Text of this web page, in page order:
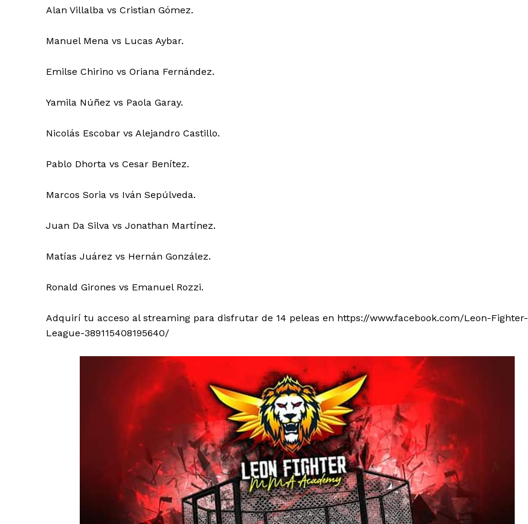
Alan Villalba vs Cristian Gómez.
Manuel Mena vs Lucas Aybar.
Emilse Chirino vs Oriana Fernández.
Yamila Núñez vs Paola Garay.
Nicolás Escobar vs Alejandro Castillo.
Pablo Dhorta vs Cesar Benítez.
Marcos Soria vs Iván Sepúlveda.
Juan Da Silva vs Jonathan Martínez.
Matías Juárez vs Hernán González.
Ronald Girones vs Emanuel Rozzi.
Adquirí tu acceso al streaming para disfrutar de 14 peleas en https://www.facebook.com/Leon-Fighter-
League-389115408195640/